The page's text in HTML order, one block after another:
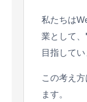
私たちは
業として、
目指してい
この考え
ます。